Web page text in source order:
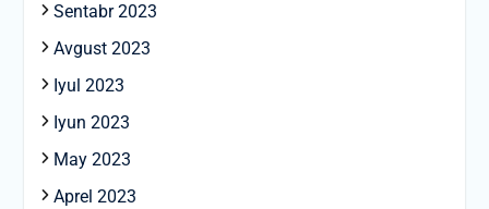
Sentabr 2023
Avgust 2023
Iyul 2023
Iyun 2023
May 2023
Aprel 2023